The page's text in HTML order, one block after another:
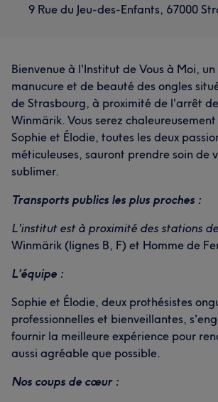
9 Rue du Jeu-des-Enfants, 67000
Bienvenue à l'Institut de Vous à Moi,
manucure et de beauté des ongles
de Strasbourg, à proximité de l'arrêt
Winmärik. Vous serez
Sophie et Élodie, toutes les deux
méticuleuses, sauront prendre soin de
sublimer.
Transports publics les plus proches :
L'institut est à proximité des stations
Winmärik (lignes B, F) et Homme de
L’équipe :
Sophie et Élodie, deux prothésistes
professionnelles et bienveillantes,
fournir la meilleure expérience pour
aussi agréable que possible.
Nos coups de cœur :